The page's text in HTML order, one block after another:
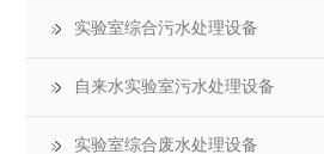
实验室综合污水处理设备
自来水实验室污水处理设备
实验室综合废水处理设备